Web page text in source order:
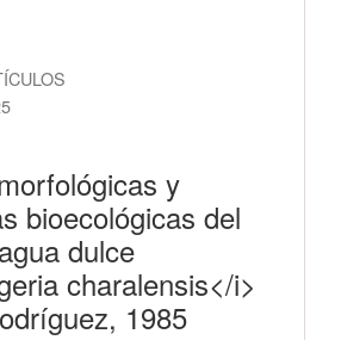
y
bioecológicas del
dulce
charalensis</i>
1985